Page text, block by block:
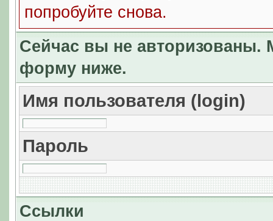
попробуйте снова.
Сейчас вы не авторизованы.
форму ниже.
Имя пользователя (login)
Пароль
Ссылки